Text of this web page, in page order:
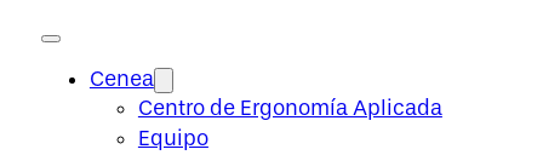
Cenea
Centro de Ergonomía Aplicada
Equipo